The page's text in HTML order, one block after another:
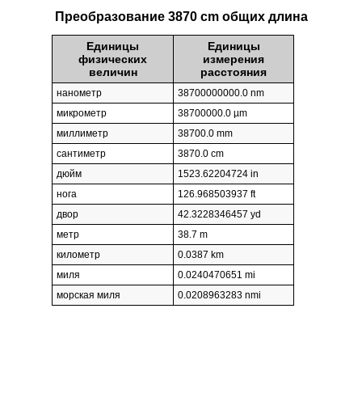
Преобразование 3870 cm общих длина
Единицы
физических
величин
Единицы
измерения
расстояния
нанометр
38700000000.0 nm
микрометр
38700000.0 µm
миллиметр
38700.0 mm
сантиметр
3870.0 cm
дюйм
1523.62204724 in
нога
126.968503937 ft
двор
42.3228346457 yd
метр
38.7 m
километр
0.0387 km
миля
0.0240470651 mi
морская миля
0.0208963283 nmi